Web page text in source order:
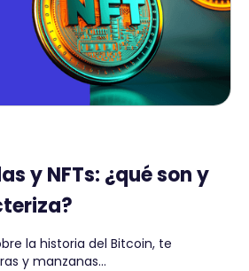
y NFTs: ¿qué son y
la historia del Bitcoin, te
y manzanas...